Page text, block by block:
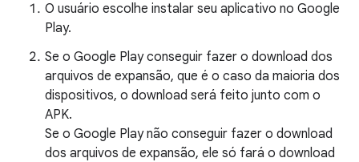
O usuário escolhe instalar seu aplicativo no Google
Play.
Se o Google Play conseguir fazer o download dos
arquivos de expansão, que é o caso da maioria dos
dispositivos, o download será feito junto com o
APK.
Se o Google Play não conseguir fazer o download
dos arquivos de expansão, ele só fará o download